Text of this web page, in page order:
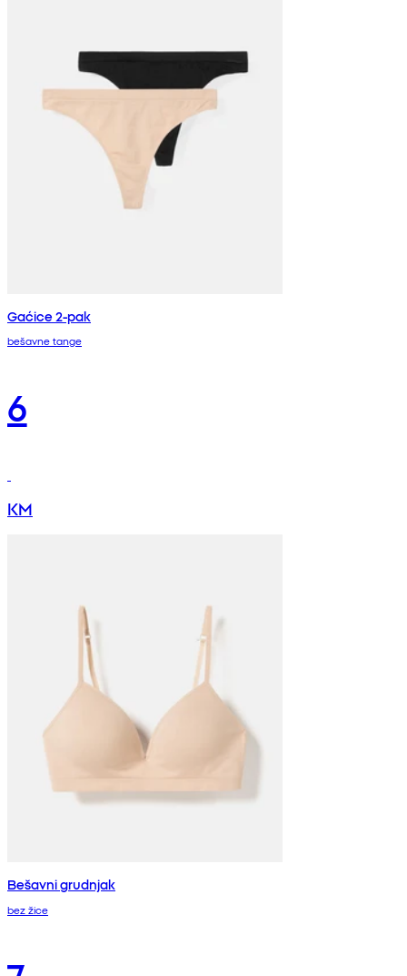
Gaćice 2-pak
bešavne tange
6
KM
Bešavni grudnjak
bez žice